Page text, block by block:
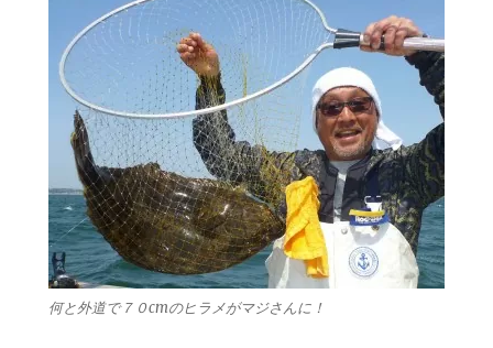
何と外道で７０cmのヒラメがマジさんに！